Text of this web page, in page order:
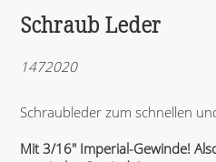
Schraub Leder
1472020
Schraubleder zum schnellen
Mit 3/16" Imperial-Gewinde!